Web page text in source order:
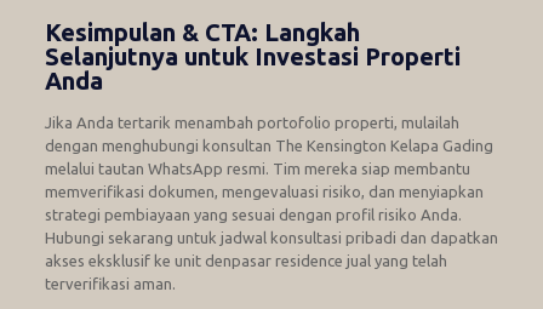
Kesimpulan & CTA: Langkah
Selanjutnya untuk Investasi Properti
Anda
Jika Anda tertarik menambah portofolio properti, mulailah
dengan menghubungi konsultan The Kensington Kelapa Gading
melalui tautan WhatsApp resmi. Tim mereka siap membantu
memverifikasi dokumen, mengevaluasi risiko, dan menyiapkan
strategi pembiayaan yang sesuai dengan profil risiko Anda.
Hubungi sekarang untuk jadwal konsultasi pribadi dan dapatkan
akses eksklusif ke unit denpasar residence jual yang telah
terverifikasi aman.